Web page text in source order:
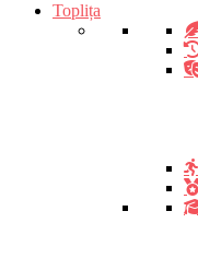
Toplița